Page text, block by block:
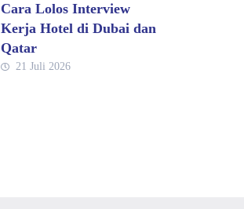
Cara Lolos Interview
Kerja Hotel di Dubai dan
Qatar
21 Juli 2026